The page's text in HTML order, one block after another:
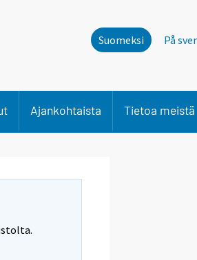
Suomeksi På
Ajankohtaista Tietoa meistä